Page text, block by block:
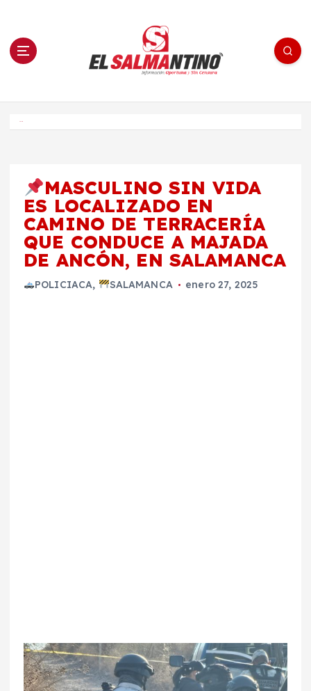
n El Salmantino - medios/noticias/editorial
MASCULINO SIN VIDA
ES LOCALIZADO EN
CAMINO DE TERRACERÍA
QUE CONDUCE A MAJADA
DE ANCÓN, EN SALAMANCA
POLICIACA, SALAMANCA enero 27, 2025